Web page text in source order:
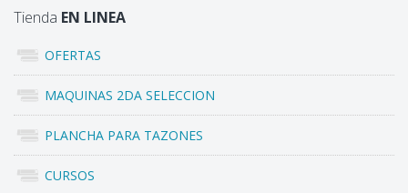
Tienda EN LINEA
OFERTAS
MAQUINAS 2DA SELECCION
PLANCHA PARA TAZONES
CURSOS